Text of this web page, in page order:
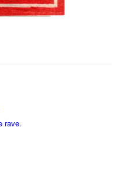
rave.